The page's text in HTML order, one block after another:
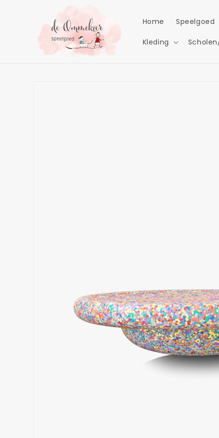
Home Speelgoed
Kleding